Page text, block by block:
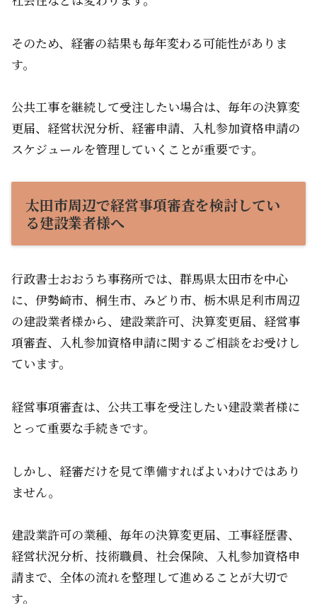
そのため、経審の結果も毎年変わる可能性がありま
す。
公共工事を継続して受注したい場合は、毎年の決算変
更届、経営状況分析、経審申請、入札参加資格申請の
スケジュールを管理していくことが重要です。
太田市周辺で経営事項審査を検討してい
る建設業者様へ
行政書士おおうち事務所では、群馬県太田市を中心
に、伊勢崎市、桐生市、みどり市、栃木県足利市周辺
の建設業者様から、建設業許可、決算変更届、経営事
項審査、入札参加資格申請に関するご相談をお受けし
ています。
経営事項審査は、公共工事を受注したい建設業者様に
とって重要な手続きです。
しかし、経審だけを見て準備すればよいわけではあり
ません。
建設業許可の業種、毎年の決算変更届、工事経歴書、
経営状況分析、技術職員、社会保険、入札参加資格申
請まで、全体の流れを整理して進めることが大切で
す。